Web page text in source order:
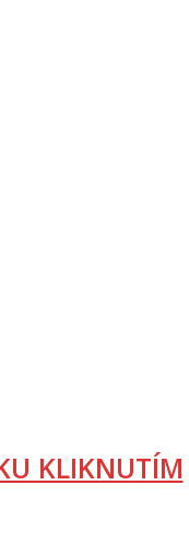
KLIKNUTÍM